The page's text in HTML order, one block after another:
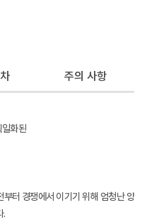
주의 사항
일화된
터 경쟁에서 이기기 위해 엄청난 양
.